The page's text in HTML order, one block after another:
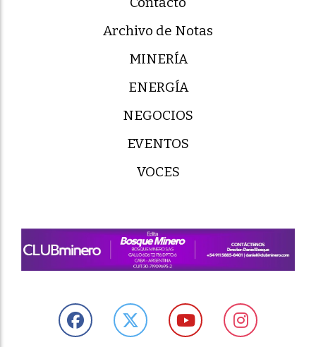
Archivo de Notas
MINERÍA
ENERGÍA
NEGOCIOS
EVENTOS
VOCES